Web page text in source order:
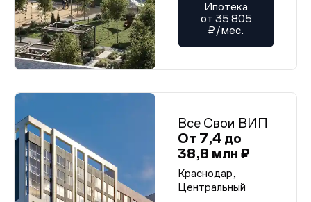
Ипотека
от 35 805
₽/мес.
Все Свои ВИП
От 7,4 до
38,8 млн ₽
Краснодар,
Центральный